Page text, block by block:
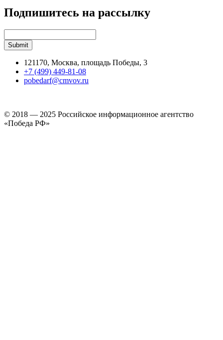
Подпишитесь на рассылку
121170, Москва, площадь Победы, 3
+7 (499) 449-81-08
pobedarf@cmvov.ru
© 2018 — 2025 Российское информационное агентство
«Победа РФ»